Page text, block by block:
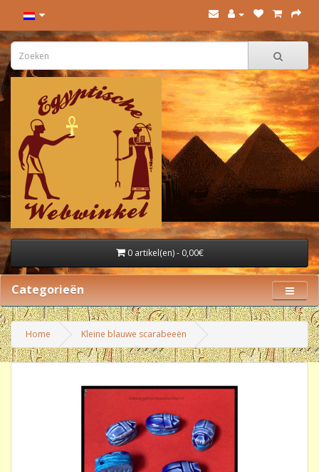
0 artikel(en) - 0,00€
Categorieën
Home Kleine blauwe scarabeeën